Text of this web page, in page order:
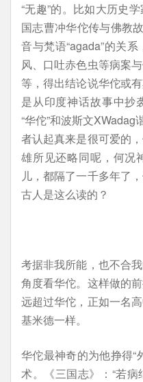
“无趣”的。比如大历史
国志曹冲华佗传与佛教
音与梵语“agada”的关
风、口吐赤色虫等病案
等，得出结论说华佗或
是从印度神话故事中抄
“华佗”和波斯文XWadag
者认起真来是很可爱的
雄所见还略同呢，何况
儿，都隔了一千多年了
古人是这么读的？
考据非我所能，也不合
角度看华佗。这样做的
远超过华佗，正如一名
基米德一样。
华佗最神奇的为他挣得“
术。《三国志》：“若